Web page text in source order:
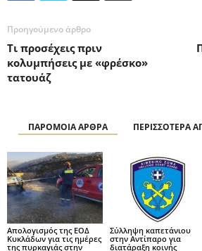
Προηγούμενο άρθρο
Τι προσέχεις πριν
κολυμπήσεις με «φρέσκο»
τατουάζ
ΠΑΡΟΜΟΙΑ ΑΡΘΡΑ ΠΕΡΙΣΣΟΤΕΡΑ
Απολογισμός της ΕΟΔ
Κυκλάδων για τις ημέρες
της πυρκαγιάς στην
Σύλληψη καπετάνιου
στην Αντίπαρο για
διατάραξη κοινής